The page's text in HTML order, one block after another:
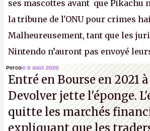
ses mascottes avant que Pikachu
la tribune de l'ONU pour crimes
Malheureusement, tant que les
Nintendo n’auront pas envoyé
la mort judiciaires pour distribuer
strike à tour de bras, l'Oncle Sam
d'étaler sa confiture intellectuelle
souvenirs d'enfance.P.
Percole 6 août 2026
Entré en Bourse en 2021
Devolver jette l'éponge.
quitte les marchés
expliquant que les